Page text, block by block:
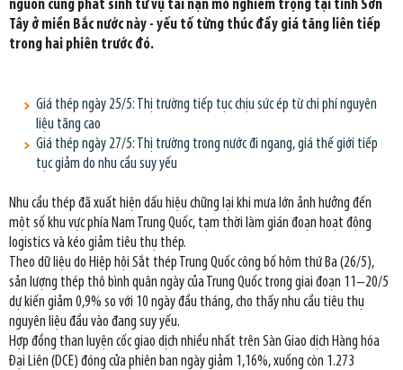
nguồn cung phát sinh từ vụ tai nạn mỏ nghiêm trọng tại tỉnh Sơn
Tây ở miền Bắc nước này - yếu tố từng thúc đẩy giá tăng liên tiếp
trong hai phiên trước đó.
Giá thép ngày 25/5: Thị trường tiếp tục chịu sức ép từ chi phí nguyên
liệu tăng cao
Giá thép ngày 27/5: Thị trường trong nước đi ngang, giá thế giới tiếp
tục giảm do nhu cầu suy yếu
Nhu cầu thép đã xuất hiện dấu hiệu chững lại khi mưa lớn ảnh hưởng đến
một số khu vực phía Nam Trung Quốc, tạm thời làm gián đoạn hoạt động
logistics và kéo giảm tiêu thụ thép.
Theo dữ liệu do Hiệp hội Sắt thép Trung Quốc công bố hôm thứ Ba (26/5),
sản lượng thép thô bình quân ngày của Trung Quốc trong giai đoạn 11–20/5
dự kiến giảm 0,9% so với 10 ngày đầu tháng, cho thấy nhu cầu tiêu thụ
nguyên liệu đầu vào đang suy yếu.
Hợp đồng than luyện cốc giao dịch nhiều nhất trên Sàn Giao dịch Hàng hóa
Đại Liên (DCE) đóng cửa phiên ban ngày giảm 1,16%, xuống còn 1.273